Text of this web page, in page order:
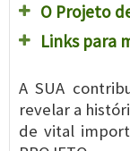
O Projeto
Links para
A SUA
revelar a
de vital